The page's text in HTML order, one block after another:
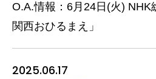
O.A.情報：6月24日(火) NHK
関西おひるまえ」
2025.06.17